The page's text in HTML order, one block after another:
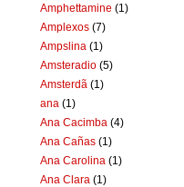
Amphettamine (1)
Amplexos (7)
Ampslina (1)
Amsteradio (5)
Amsterdã (1)
ana (1)
Ana Cacimba (4)
Ana Cañas (1)
Ana Carolina (1)
Ana Clara (1)